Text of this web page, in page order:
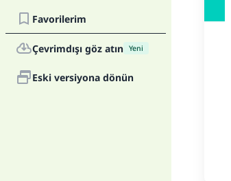
Favorilerim
Çevrimdışı göz atın Yeni
Eski versiyona dönün